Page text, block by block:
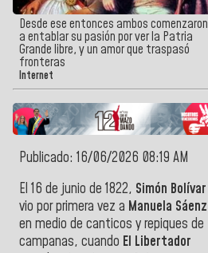
Desde ese entonces ambos comenzaron
a entablar su pasión por ver la Patria
Grande libre, y un amor que traspasó
fronteras
Internet
Publicado: 16/06/2026 08:19 AM
El 16 de junio de 1822, Simón Bolívar
vio por primera vez a Manuela Sáenz
en medio de canticos y repiques de
campanas, cuando El Libertador